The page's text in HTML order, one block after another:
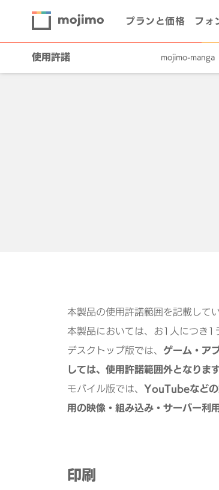
プランと価格 フォ
使用許諾 mojimo-manga
本製品の使用許諾範囲を記載してい
本製品においては、お1人につき1
デスクトップ版では、 ゲーム・ア
しては、使用許諾範囲外となります
モバイル版では、 YouTubeなどの
用の映像・組み込み・サーバー利
印刷